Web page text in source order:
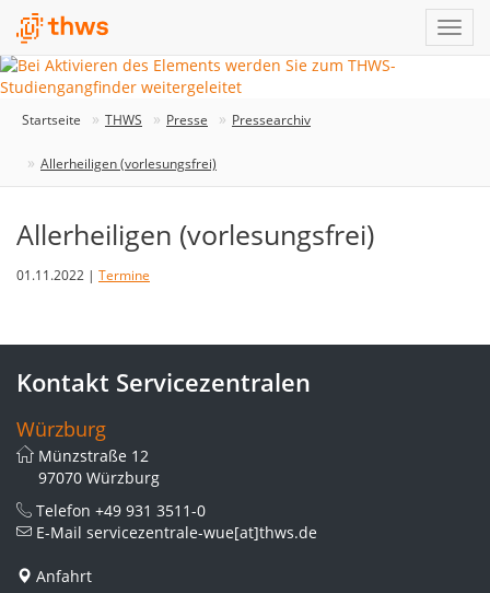
Startseite THWS Presse Pressearchiv
Allerheiligen (vorlesungsfrei)
Allerheiligen (vorlesungsfrei)
01.11.2022 | Termine
Kontakt Servicezentralen
Würzburg
Münzstraße 12
97070 Würzburg
Telefon +49 931 3511-0
E-Mail servicezentrale-wue[at]thws.de
Anfahrt